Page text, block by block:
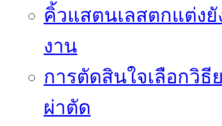
คิ้วแสตนเลสตกแต่ง
งาน
การตัดสินใจเลือกวิ
ผ่าตัด